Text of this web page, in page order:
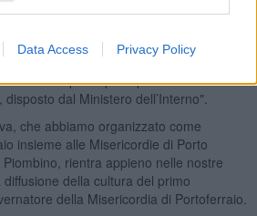
Data Access Privacy Policy
le unità navali della Sezione Operativa
rischierate, in particolare, nel corso
del piano per il potenziamento dei
dal Ministero dell’Interno".
che abbiamo organizzato come
insieme alle Misericordie di Porto
rientra appieno nelle nostre
della cultura del primo
della Misericordia di Portoferraio.